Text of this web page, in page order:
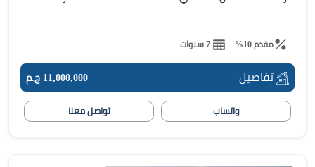
مقدم 10% 7 سنوات
تفاصيل 11,000,000 ج.م
واتساب تواصل معنا